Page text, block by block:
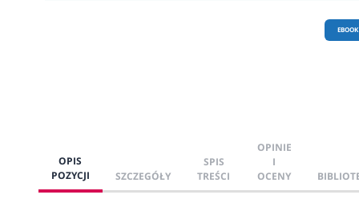
EBOOK
OPIS
POZYCJI
SZCZEGÓŁY
SPIS
TREŚCI
OPINIE
I
OCENY